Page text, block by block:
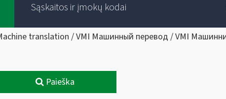
Sąskaitos ir įmokų kodai
translation / VMI Машинный перевод / VMI
Paieška